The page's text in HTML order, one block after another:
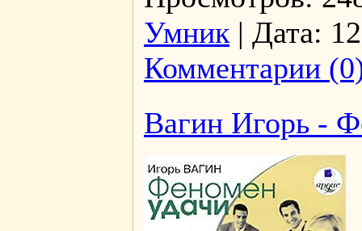
Умник | Дата:
Комментарии
Вагин Игорь -